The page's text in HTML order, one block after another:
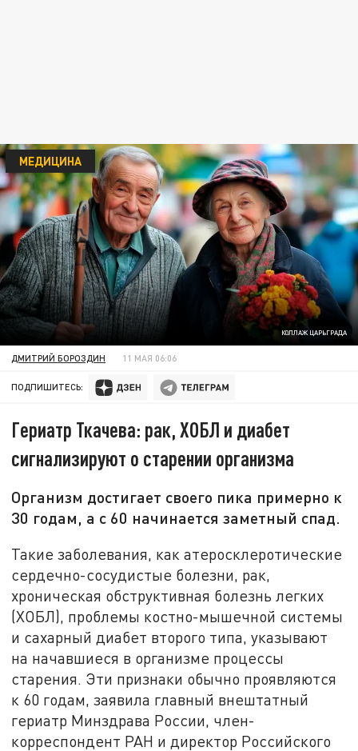
КОЛЛАЖ ЦАРЬГРАДА
МЕДИЦИНА
ДМИТРИЙ БОРОЗДИН 11 МАЯ 06:06
ПОДПИШИТЕСЬ:
Гериатр Ткачева: рак, ХОБЛ и диабет
сигнализируют о старении организма
Организм достигает своего пика примерно к
30 годам, а с 60 начинается заметный спад.
Такие заболевания, как атеросклеротические
сердечно-сосудистые болезни, рак,
хроническая обструктивная болезнь легких
(ХОБЛ), проблемы костно-мышечной системы
и сахарный диабет второго типа, указывают
на начавшиеся в организме процессы
старения. Эти признаки обычно проявляются
к 60 годам, заявила главный внештатный
гериатр Минздрава России, член-
корреспондент РАН и директор Российского